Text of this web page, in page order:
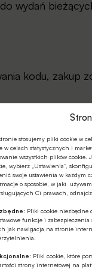
stosujemy pliki cookie w
w celach statystycznych i
wszystkich plików
wybierz „Ustawienia”,
swoje ustawienia w każdym
o sposobie, w jaki
Ci prawach,
Pliki cookie niezbędne
funkcje i
jak nawigacja na stronie
Pliki cookie, które
strony internetowej na
wydań
kodu, zakup
uprawnień
plików
:
się na